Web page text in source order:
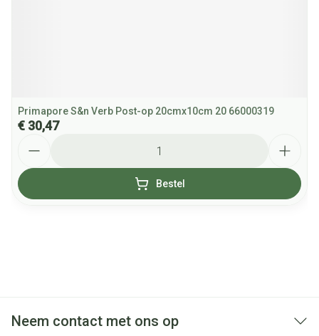
Primapore S&n Verb Post-op 20cmx10cm 20 66000319
€ 30,47
Bestel
Neem contact met ons op